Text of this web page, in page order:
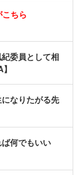
こちら
委員として相
なりたがる先
何でもいい